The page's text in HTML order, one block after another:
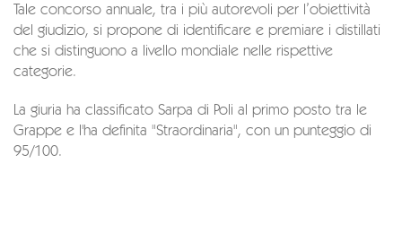
Tale concorso annuale, tra i più autorevoli per l’obiettività
del giudizio, si propone di identificare e premiare i distillati
che si distinguono a livello mondiale nelle rispettive
categorie.
La giuria ha classificato Sarpa di Poli al primo posto tra le
Grappe e l'ha definita "Straordinaria", con un punteggio di
95/100.